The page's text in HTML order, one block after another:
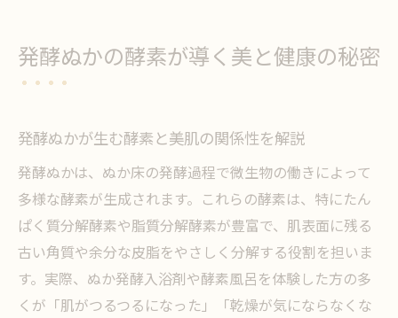
発酵ぬかの酵素が代謝を高めるメカニズム
ぬか床管理でにおいと酵素をコントロール
安定した発酵ぬか床を維持するポイント
ぬかの酵素を活かす温度や湿度の管理術
ぬかが発酵過程で生む驚きの効果を解説
発酵ぬかが生み出す酵素の力を徹底解明
発酵ぬかの酵素が導く美と健康の秘密
発酵ぬかが生む酵素と美肌の関係性を解説
発酵ぬかは、ぬか床の発酵過程で微生物の働きによって
多様な酵素が生成されます。これらの酵素は、特にたん
ぱく質分解酵素や脂質分解酵素が豊富で、肌表面に残る
古い角質や余分な皮脂をやさしく分解する役割を担いま
す。実際、ぬか発酵入浴剤や酵素風呂を体験した方の多
くが「肌がつるつるになった」「乾燥が気にならなくな